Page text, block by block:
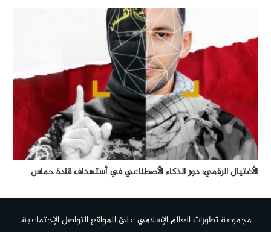
الأغتيال الرقمي: دور الذكاء الأصطناعي في أستهداف قادة حماس
مجموعة تطورات العالم الإسلامي علئ المواقع التواصل الإجتماعية.